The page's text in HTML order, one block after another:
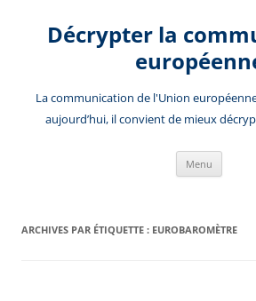
contenuDécrypter la
La communication de l'Union
aujourd’hui, il convient de mieux
Menu
ARCHIVES PAR ÉTIQUETTE : EUROBAROMÈTRE